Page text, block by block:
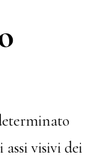
visivi dei